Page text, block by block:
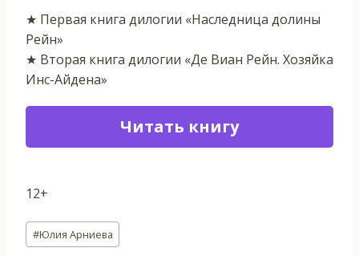
★ Первая книга дилогии «Наследница долины
Рейн»
★ Вторая книга дилогии «Де Виан Рейн. Хозяйка
Инс-Айдена»
Читать книгу
12+
Метки
записи:
#Юлия Арниева